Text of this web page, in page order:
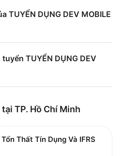
TUYỂN DỤNG DEV MOBILE
TUYỂN DỤNG DEV
tại TP. Hồ Chí Minh
Thất Tín Dụng Và IFRS